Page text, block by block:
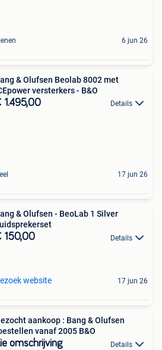
6 jun 26
& Olufsen Beolab 8002 met
versterkers - B&O
1.495,00 Details
17 jun 26
& Olufsen - BeoLab 1 Silver
150,00 Details
website 17 jun 26
aankoop : Bang & Olufsen
vanaf 2005 B&O
omschrijving Details